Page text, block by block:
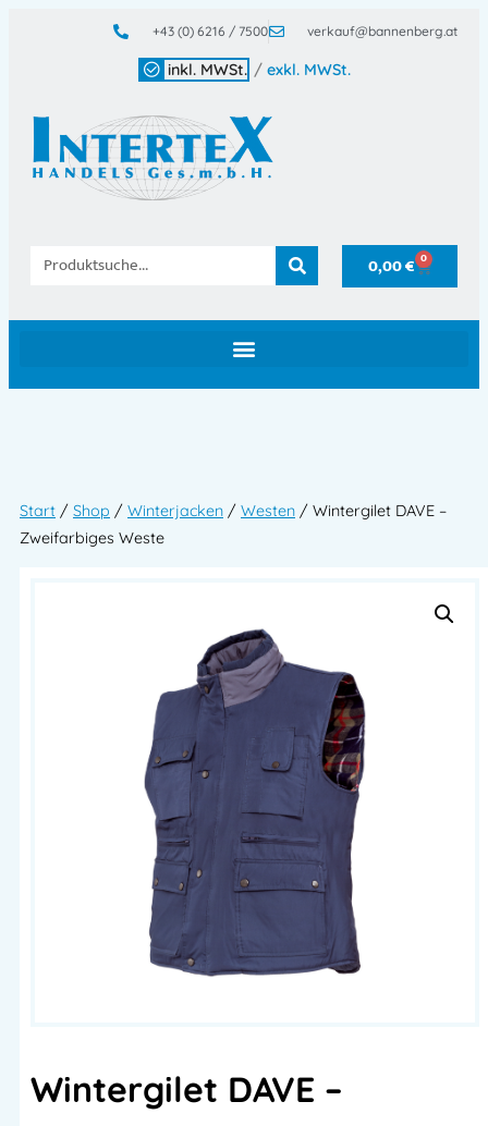
+43 (0) 6216 / 7500 verkauf@bannenberg.at
inkl. MWSt. / exkl. MWSt.
0,00€ 0
Start / Shop / Winterjacken / Westen / Wintergilet DAVE –
Zweifarbiges Weste
Wintergilet DAVE –